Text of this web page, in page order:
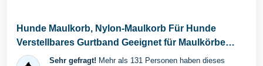
Hunde Maulkorb, Nylon-Maulkorb Für Hunde
Verstellbares Gurtband Geeignet für Maulkörbe
von...
Sehr gefragt! Mehr als 131 Personen haben dieses